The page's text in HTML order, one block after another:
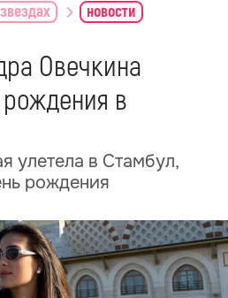
новости
Овечкина
в
улетела в Стамбул,
рождения